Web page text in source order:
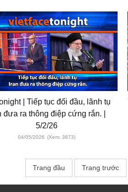
| Tiếp tục đối đầu, lãnh tụ
đưa ra thông điệp cứng rắn. |
5/2/26
04/05/2026 (Xem: 3873)
Trang đầu Trang trước